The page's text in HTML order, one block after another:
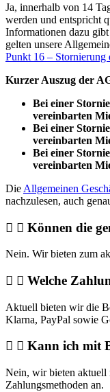
Ja, innerhalb von 14
werden und entspricht
Informationen dazu gibt
gelten unsere
Punkt 16 – Stornierung
Kurzer Auszug der
Bei einer
vereinbarten
Bei einer
vereinbarten
Bei einer
vereinbarten
Die Allgemeinen
nachzulesen, auch
Können die
Nein. Wir bieten zum
Welche
Aktuell bieten wir die
Klarna, PayPal sowie
Kann ich mit
Nein, wir bieten aktuell
Zahlungsmethoden an.